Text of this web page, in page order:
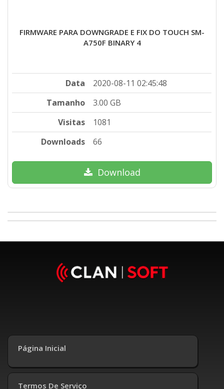
FIRMWARE PARA DOWNGRADE E FIX DO TOUCH SM-
A750F BINARY 4
Data
2020-08-11 02:45:48
Tamanho
3.00 GB
Visitas
1081
Downloads
66
Download
Página Inicial
Termos De Serviço